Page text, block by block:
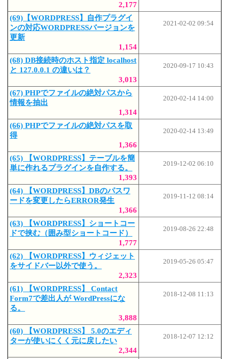
2,177
(69)【WORDPRESS】自作プラグイ
ンの対応WORDPRESSバージョンを
更新
1,154
2021-02-02 09:54
(68) DB接続時のホスト指定 localhost
と 127.0.0.1 の違いは？
3,013
2020-09-17 10:43
(67) PHPでファイルの絶対パスから
情報を抽出
1,314
2020-02-14 14:00
(66) PHPでファイルの絶対パスを取
得
1,366
2020-02-14 13:49
(65) 【WORDPRESS】テーブルを簡
単に作れるプラグインを自作する。
1,393
2019-12-02 06:10
(64) 【WORDPRESS】DBのパスワ
ードを変更したらERROR発生
1,366
2019-11-12 08:14
(63) 【WORDPRESS】ショートコー
ドで挟む（囲み型ショートコード）
1,777
2019-08-26 22:48
(62) 【WORDPRESS】ウィジェット
をサイドバー以外で使う。
2,323
2019-05-26 05:47
(61) 【WORDPRESS】 Contact
Form7で差出人が WordPressにな
る。
3,888
2018-12-08 11:13
(60) 【WORDPRESS】 5.0のエディ
ターが使いにくく元に戻したい
2,344
2018-12-07 12:12